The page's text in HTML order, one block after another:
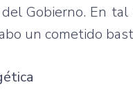
Gobierno. En
un cometido